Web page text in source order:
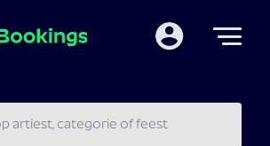
Mijn